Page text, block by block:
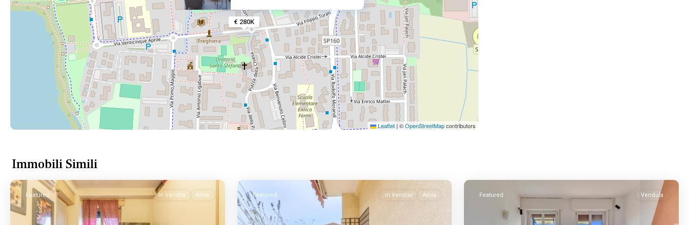
€ 280K
Leaflet |©OpenStreetMapcontributors
Immobili Simili
Featured In Vendita Attiva Featured In Vendita Attiva Featured Venduta